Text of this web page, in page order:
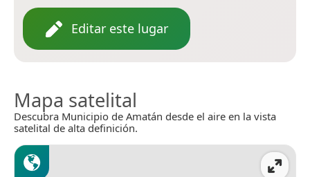
Editar este lugar
Mapa satelital
Descubra Municipio de Amatán desde el aire en la vista
satelital de alta definición.